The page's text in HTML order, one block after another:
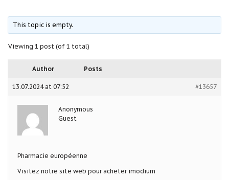
This topic is empty.
Viewing 1 post (of 1 total)
Author Posts
13.07.2024 at 07:52 #13657
Anonymous
Guest
Pharmacie européenne
Visitez notre site web pour acheter imodium